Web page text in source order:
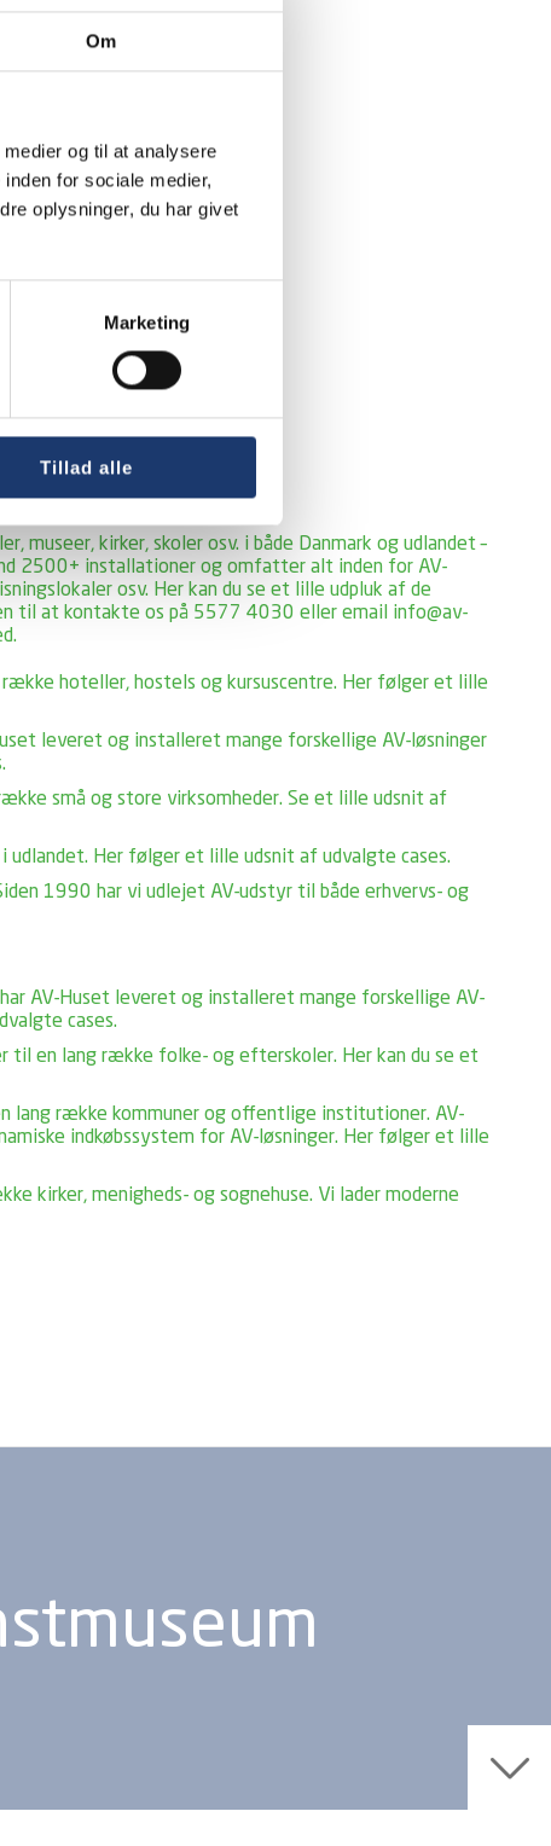
Om
og til at analysere
for sociale medier,
oplysninger, du har givet
Marketing
Tillad alle
kirker, skoler osv. i både Danmark og udlandet –
2500+ installationer og omfatter alt inden for AV-
osv. Her kan du se et lille udpluk af de
til at kontakte os på 5577 4030 eller email info@av-
hoteller, hostels og kursuscentre. Her følger et lille
leveret og installeret mange forskellige AV-løsninger
små og store virksomheder. Se et lille udsnit af
Her følger et lille udsnit af udvalgte cases.
1990 har vi udlejet AV-udstyr til både erhvervs- og
AV-Huset leveret og installeret mange forskellige AV-
cases.
til en lang række folke- og efterskoler. Her kan du se et
lang række kommuner og offentlige institutioner. AV-
indkøbssystem for AV-løsninger. Her følger et lille
kirker, menigheds- og sognehuse. Vi lader moderne